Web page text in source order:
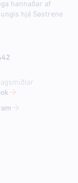
hannaðar af
hjá Søstrene